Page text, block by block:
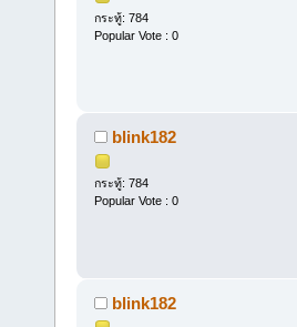
กระทู้: 784
Popular Vote : 0
blink182
กระทู้: 784
Popular Vote : 0
blink182